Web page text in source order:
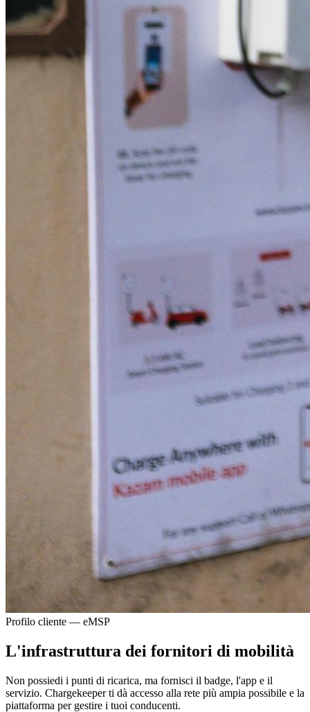
Profilo cliente — eMSP
L'infrastruttura dei fornitori di mobilità
Non possiedi i punti di ricarica, ma fornisci il badge, l'app e il
servizio. Chargekeeper ti dà accesso alla rete più ampia possibile e la
piattaforma per gestire i tuoi conducenti.